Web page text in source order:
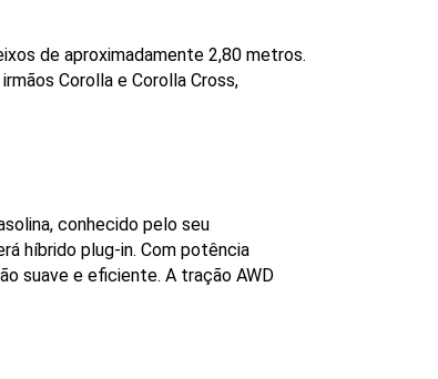
de aproximadamente 2,80 metros.
Corolla e Corolla Cross,
conhecido pelo seu
híbrido plug-in. Com potência
suave e eficiente. A tração AWD